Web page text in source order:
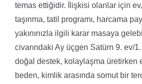
temas ettiğidir. İlişkisi olanlar için
taşınma, tatil programı, harcama
yakınınızla ilgili karar masaya
civarındaki Ay üçgen Satürn 9. ev/1.
doğal destek, kolaylaşma üretirken
beden, kimlik arasında somut bir